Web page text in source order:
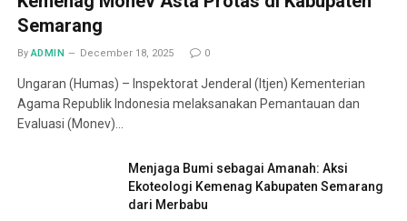
Semarang
By ADMIN December 18, 2025 0
Ungaran (Humas) – Inspektorat Jenderal (Itjen) Kementerian
Agama Republik Indonesia melaksanakan Pemantauan dan
Evaluasi (Monev)…
Menjaga Bumi sebagai Amanah: Aksi
Ekoteologi Kemenag Kabupaten Semarang
dari Merbabu